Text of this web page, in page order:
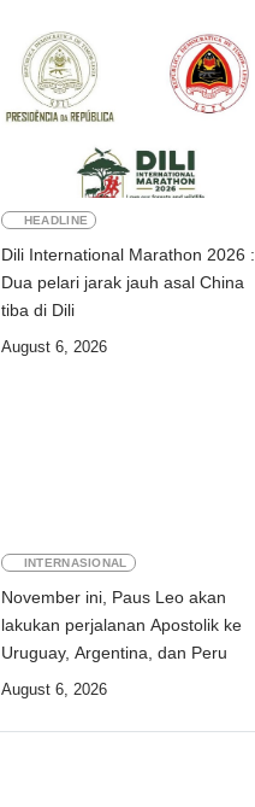
HEADLINE
Dili International Marathon 2026 :
Dua pelari jarak jauh asal China
tiba di Dili
August 6, 2026
INTERNASIONAL
November ini, Paus Leo akan
lakukan perjalanan Apostolik ke
Uruguay, Argentina, dan Peru
August 6, 2026